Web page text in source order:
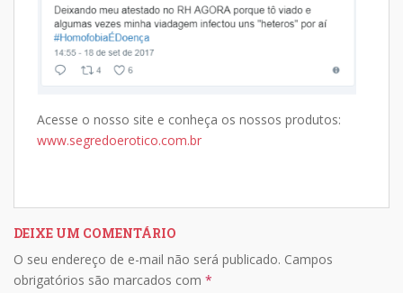
Acesse o nosso site e conheça os nossos produtos:
www.segredoerotico.com.br
DEIXE UM COMENTÁRIO
O seu endereço de e-mail não será publicado. Campos
obrigatórios são marcados com *